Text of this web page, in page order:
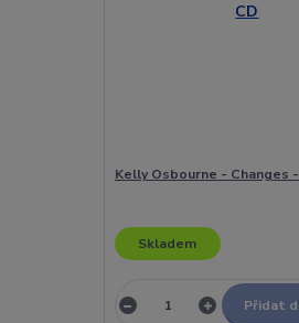
Kelly Osbourne - Changes
Skladem
Přidat